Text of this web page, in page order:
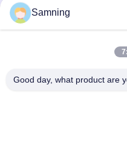
Samning
Good day, what product are